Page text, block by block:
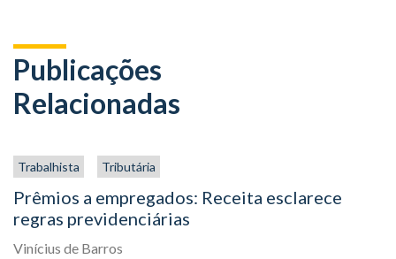
Publicações
Relacionadas
Trabalhista Tributária
Prêmios a empregados: Receita esclarece
regras previdenciárias
Vinícius de Barros